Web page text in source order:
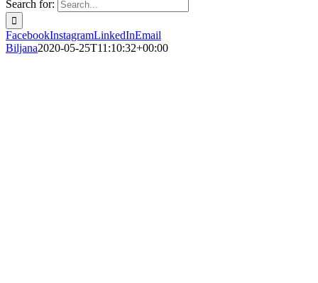
Search for:
FacebookInstagramLinkedInEmail
Biljana2020-05-25T11:10:32+00:00